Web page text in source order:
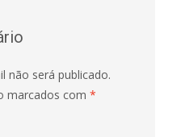
não será publicado.
marcados com *